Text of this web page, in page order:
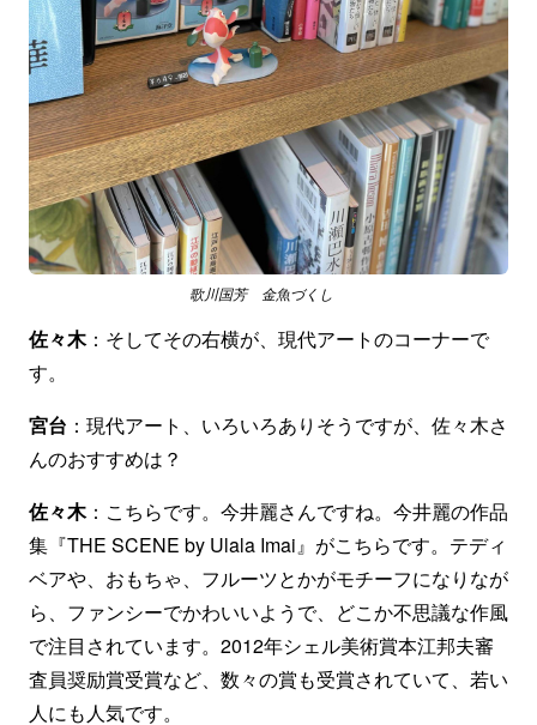
歌川国芳 金魚づくし
佐々木：そしてその右横が、現代アートのコーナーで
す。
宮台 ：現代アート、いろいろありそうですが、佐々木さ
んのおすすめは？
佐々木：こちらです。今井麗さんですね。今井麗の作品
集『THE SCENE by Ulala Imai』がこちらです。テディ
ベアや、おもちゃ、フルーツとかがモチーフになりなが
ら、ファンシーでかわいいようで、どこか不思議な作風
で注目されています。2012年シェル美術賞本江邦夫審
査員奨励賞受賞など、数々の賞も受賞されていて、若い
人にも人気です。